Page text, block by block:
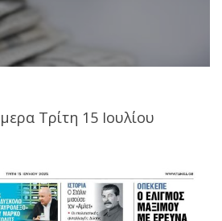
Tρίτη 15 Ιουλίου